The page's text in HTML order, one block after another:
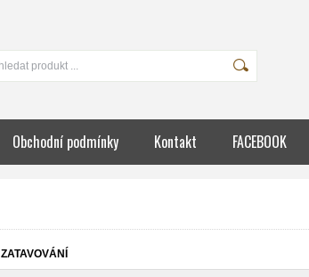
Obchodní podmínky Kontakt FACEBOOK
ZATAVOVÁNÍ